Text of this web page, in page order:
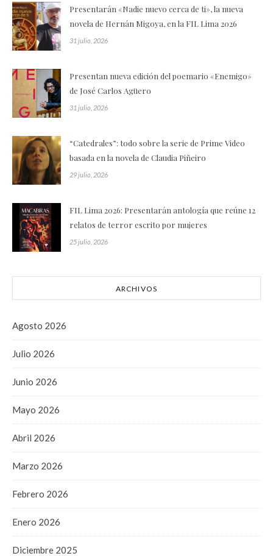
Presentarán «Nadie nuevo cerca de ti», la nueva
novela de Hernán Migoya, en la FIL Lima 2026
31 julio, 2026
Presentan nueva edición del poemario «Enemigo»
de José Carlos Agüero
31 julio, 2026
“Catedrales”: todo sobre la serie de Prime Video
basada en la novela de Claudia Piñeiro
29 julio, 2026
FIL Lima 2026: Presentarán antología que reúne 12
relatos de terror escrito por mujeres
25 julio, 2026
ARCHIVOS
Agosto 2026
Julio 2026
Junio 2026
Mayo 2026
Abril 2026
Marzo 2026
Febrero 2026
Enero 2026
Diciembre 2025